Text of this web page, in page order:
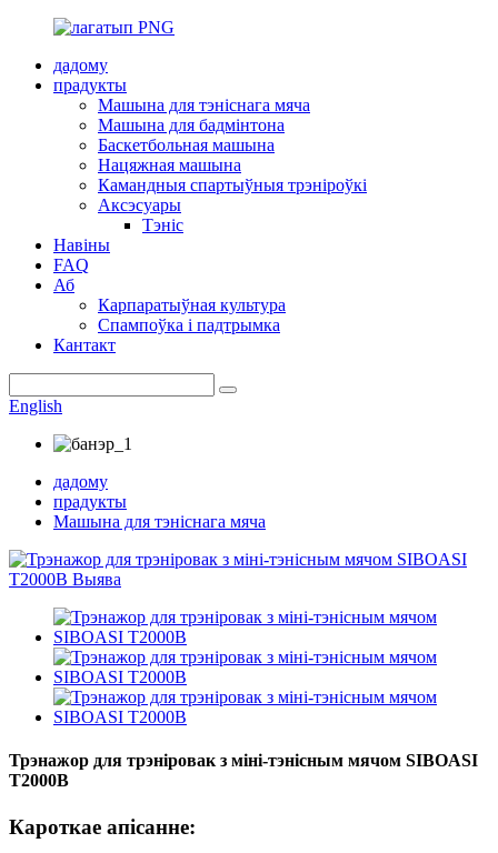
дадому
прадукты
Машына для тэніснага мяча
Машына для бадмінтона
Баскетбольная машына
Нацяжная машына
Камандныя спартыўныя трэніроўкі
Аксэсуары
Тэніс
Навіны
FAQ
Аб
Карпаратыўная культура
Спампоўка і падтрымка
Кантакт
English
дадому
прадукты
Машына для тэніснага мяча
Трэнажор для трэніровак з міні-тэнісным мячом SIBOASI
T2000B
Кароткае апісанне: